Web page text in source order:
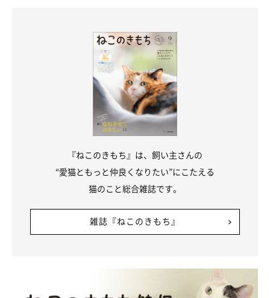
『ねこのきもち』は、飼い主さんの
“愛猫ともっと仲良くなりたい”にこたえる
猫のこと総合雑誌です。
雑誌『ねこのきもち』